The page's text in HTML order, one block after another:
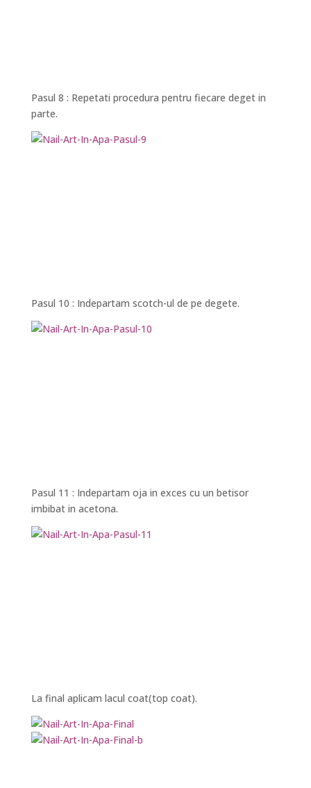
Pasul 8 : Repetati procedura pentru fiecare deget in
parte.
Pasul 10 : Indepartam scotch-ul de pe degete.
Pasul 11 : Indepartam oja in exces cu un betisor
imbibat in acetona.
La final aplicam lacul coat(top coat).